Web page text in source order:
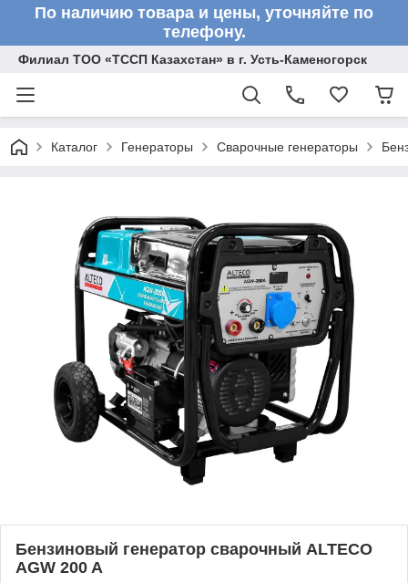
По наличию товара и цены, уточняйте по
телефону.
Филиал ТОО «ТССП Казахстан» в г. Усть-Каменогорск
Каталог Генераторы Сварочные генераторы
Бензиновый генератор сварочный ALTECO
AGW 200 A